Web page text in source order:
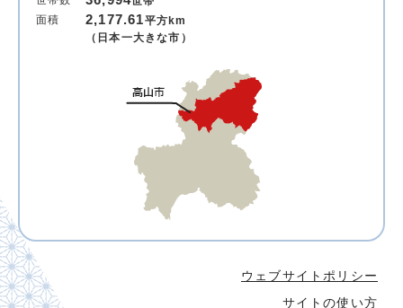
面積
2,177.61平方km
（日本一大きな市）
ウェブサイトポリシー
サイトの使い方